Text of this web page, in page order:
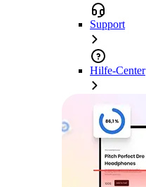
Support
Hilfe-Center